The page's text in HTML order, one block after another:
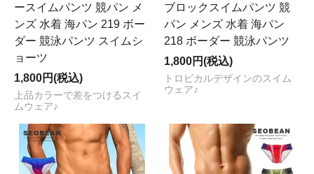
ースイムパンツ 競パン メ
ンズ 水着 海パン 219 ボー
ダー 競泳パンツ スイムシ
ョーツ
1,800円(税込)
上品カラーで差をつけるスイ
ムウェア♪
ブロックスイムパンツ 競
パン メンズ 水着 海パン
218 ボーダー 競泳パンツ
1,800円(税込)
トロピカルデザインのスイム
ウェア♪